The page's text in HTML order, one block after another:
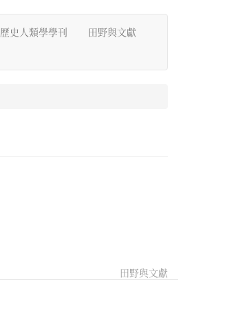
歷史人類學學刊 田野與文獻
田野與文獻